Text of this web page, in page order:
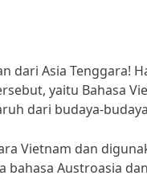
dari Asia Tenggara!
yaitu Bahasa
dari budaya-
Vietnam dan
bahasa Austroasia